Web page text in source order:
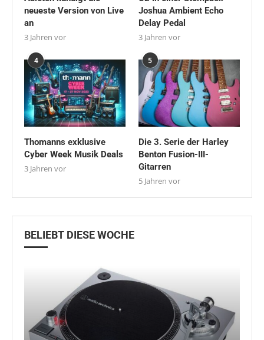
neueste Version von Live
an
3 Jahren vor
Joshua Ambient Echo
Delay Pedal
3 Jahren vor
4
Thomanns exklusive
Cyber Week Musik Deals
3 Jahren vor
5
Die 3. Serie der Harley
Benton Fusion-III-
Gitarren
5 Jahren vor
BELIEBT DIESE WOCHE